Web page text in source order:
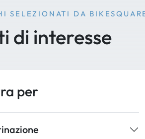
SELEZIONATI DA
di interesse
per